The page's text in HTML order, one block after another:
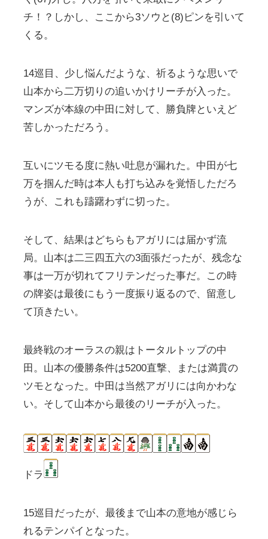
チ！？しかし、ここから3ソウと(8)ピンを引いて
くる。
14巡目、少し悩んだような、祈るような思いで
山本から二万切りの追いかけリーチが入った。
マンズが本線の中田に対して、勝負牌といえど
苦しかっただろう。
互いにツモる度に熱い吐息が漏れた。中田が七
万を掴んだ時は本人も打ち込みを覚悟しただろ
うが、これも躊躇わずに切った。
そして、結果はどちらもアガリには届かず流
局。山本は二三四五六の3面張だったが、残念な
事は一万が切れてフリテンだった事だ。この時
の牌姿は最後にもう一度振り返るので、留意し
て頂きたい。
最終戦のオーラスの親はトータルトップの中
田。山本の優勝条件は5200直撃、または満貫の
ツモとなった。中田は当然アガリには向かわな
い。そして山本から最後のリーチが入った。
ドラ
15巡目だったが、最後まで山本の意地が感じら
れるテンパイとなった。